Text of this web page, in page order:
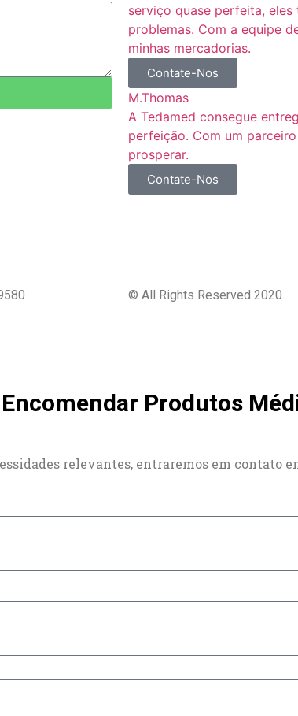
serviço quase perfeita,
problemas. Com a equipe
minhas mercadorias.
Contate-Nos
M.Thomas
A Tedamed consegue
perfeição. Com um
prosperar.
Contate-Nos
© All Rights Reserved 2020
Produtos
relevantes, entraremos em contato